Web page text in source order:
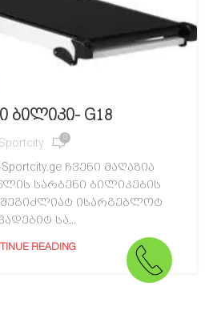
ბილიკი- G18
Sportcity 0
ჩვენი მაღაზია
სარბენი ბილიკების
ისარგებლოტ
სა...
READING